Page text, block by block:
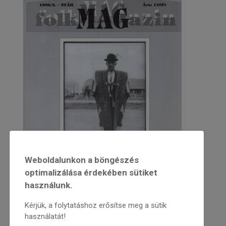
Weboldalunkon a böngészés
optimalizálása érdekében sütiket
használunk.
Kérjük, a folytatáshoz erősítse meg a sütik
használatát!